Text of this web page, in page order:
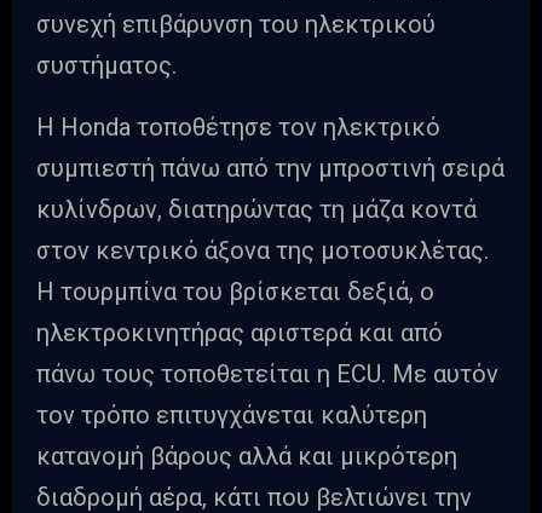
συνεχή επιβάρυνση του ηλεκτρικού
συστήματος.
Η Honda τοποθέτησε τον ηλεκτρικό
συμπιεστή πάνω από την μπροστινή σειρά
κυλίνδρων, διατηρώντας τη μάζα κοντά
στον κεντρικό άξονα της μοτοσυκλέτας.
Η τουρμπίνα του βρίσκεται δεξιά, ο
ηλεκτροκινητήρας αριστερά και από
πάνω τους τοποθετείται η ECU. Με αυτόν
τον τρόπο επιτυγχάνεται καλύτερη
κατανομή βάρους αλλά και μικρότερη
διαδρομή αέρα, κάτι που βελτιώνει την